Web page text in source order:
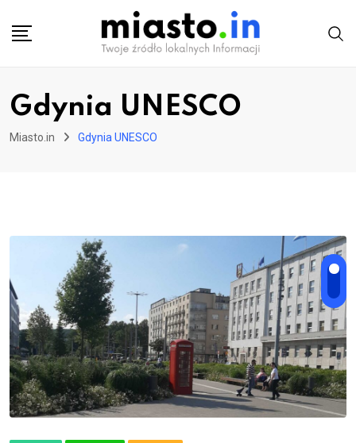
Gdynia UNESCO
Miasto.in Gdynia UNESCO